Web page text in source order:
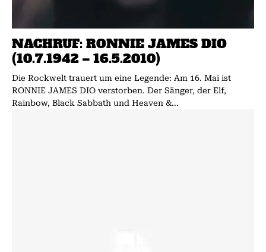
NACHRUF: RONNIE JAMES DIO
(10.7.1942 – 16.5.2010)
Die Rockwelt trauert um eine Legende: Am 16. Mai ist
RONNIE JAMES DIO verstorben. Der Sänger, der Elf,
Rainbow, Black Sabbath und Heaven &...